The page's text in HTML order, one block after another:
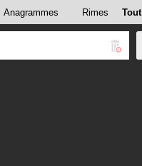
Anagrammes Rimes Tout